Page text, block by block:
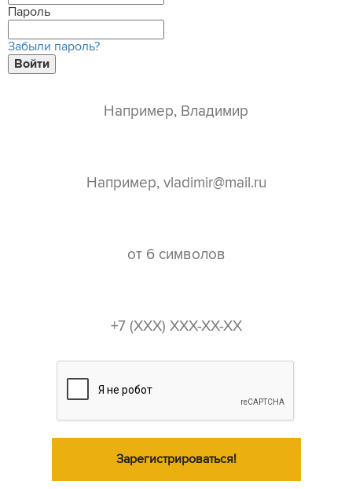
Пароль
Забыли пароль?
Войти
Зарегистрироваться!